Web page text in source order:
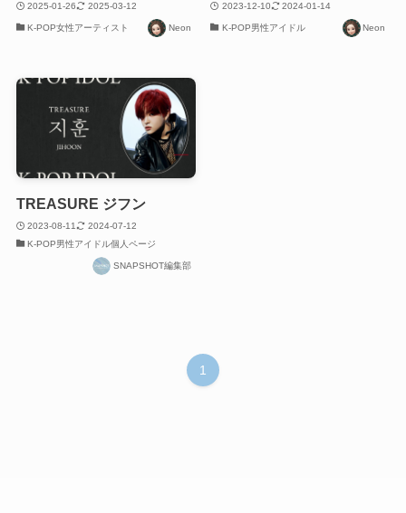
2025-01-26 2025-03-12
K-POP女性アーティスト Neon
2023-12-10 2024-01-14
K-POP男性アイドル Neon
TREASURE ジフン
2023-08-11
2024-07-12
K-POP男性アイドル個人ページ
SNAPSHOT編集部
1